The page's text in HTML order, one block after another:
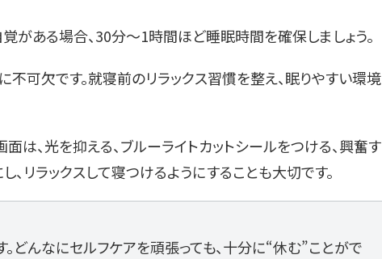
がある場合、30分～1時間ほど睡眠時間を確保しましょう。
可欠です。就寝前のリラックス習慣を整え、眠りやすい環境
は、光を抑える、ブルーライトカットシールをつける、興奮す
、リラックスして寝つけるようにすることも大切です。
どんなにセルフケアを頑張っても、十分に“休む”ことがで